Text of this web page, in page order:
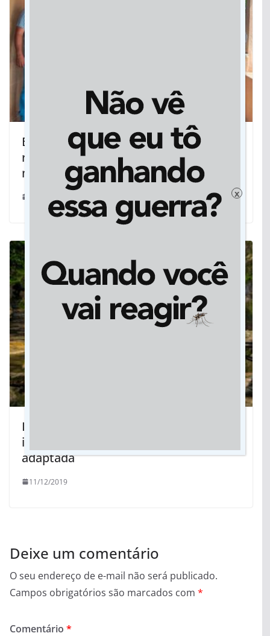
Boa vizinhança: Vicentina e Caarapó
reforçam parceria e garantem
melhorias aos dois municípios
Inclusão em São Sebastião: Prefeitura
investe em turismo de aventura
adaptada
11/12/2019
Deixe um comentário
O seu endereço de e-mail não será publicado.
Campos obrigatórios são marcados com *
Comentário *
x